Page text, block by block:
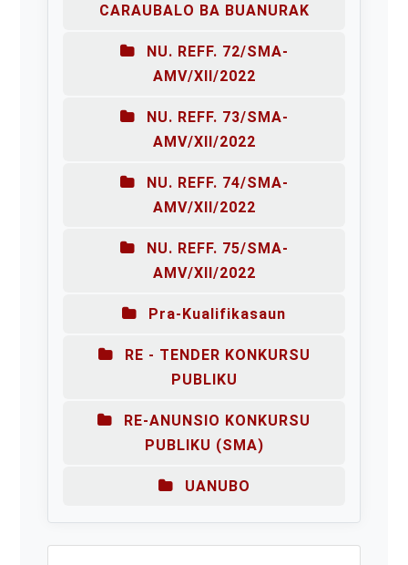
CARAUBALO BA BUANURAK
NU. REFF. 72/SMA-
AMV/XII/2022
NU. REFF. 73/SMA-
AMV/XII/2022
NU. REFF. 74/SMA-
AMV/XII/2022
NU. REFF. 75/SMA-
AMV/XII/2022
Pra-Kualifikasaun
RE - TENDER KONKURSU
PUBLIKU
RE-ANUNSIO KONKURSU
PUBLIKU (SMA)
UANUBO